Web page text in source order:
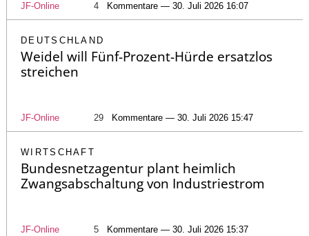
JF-Online 4 Kommentare — 30. Juli 2026 16:07
DEUTSCHLAND
Weidel will Fünf-Prozent-Hürde ersatzlos
streichen
JF-Online 29 Kommentare — 30. Juli 2026 15:47
WIRTSCHAFT
Bundesnetzagentur plant heimlich
Zwangsabschaltung von Industriestrom
JF-Online 5 Kommentare — 30. Juli 2026 15:37